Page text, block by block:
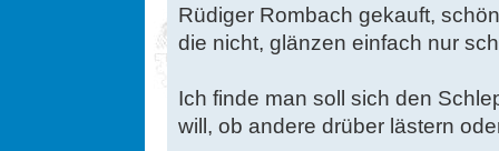
Rüdiger Rombach gekauft,
die nicht, glänzen einfach nur
Ich finde man soll sich den
will, ob andere drüber lästern